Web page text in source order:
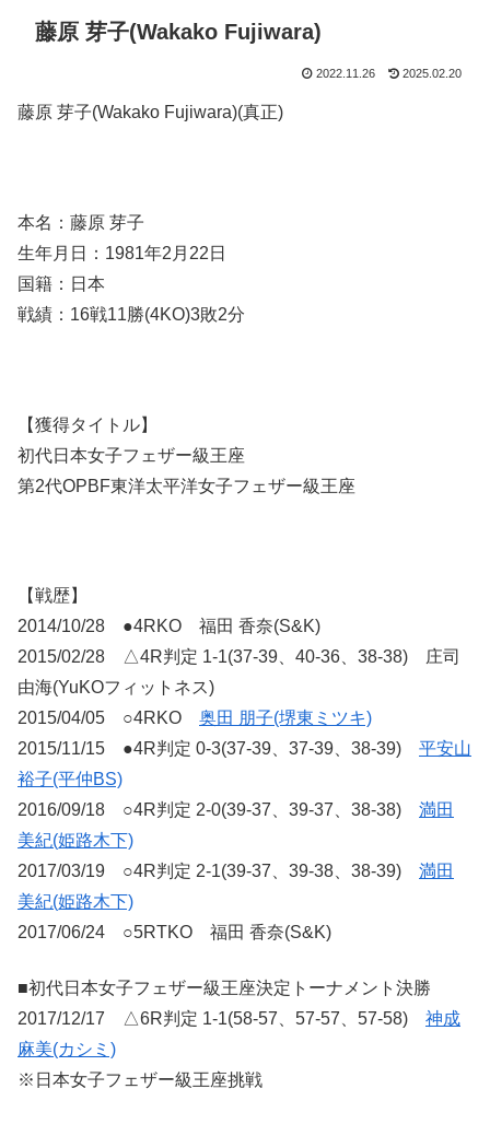
藤原 芽子(Wakako Fujiwara)
2022.11.26 2025.02.20
藤原 芽子(Wakako Fujiwara)(真正)
本名：藤原 芽子
生年月日：1981年2月22日
国籍：日本
戦績：16戦11勝(4KO)3敗2分
【獲得タイトル】
初代日本女子フェザー級王座
第2代OPBF東洋太平洋女子フェザー級王座
【戦歴】
2014/10/28 ●4RKO 福田 香奈(S&K)
2015/02/28 △4R判定 1-1(37-39、40-36、38-38) 庄司
由海(YuKOフィットネス)
2015/04/05 ○4RKO 奥田 朋子(堺東ミツキ)
2015/11/15 ●4R判定 0-3(37-39、37-39、38-39) 平安山
裕子(平仲BS)
2016/09/18 ○4R判定 2-0(39-37、39-37、38-38) 満田
美紀(姫路木下)
2017/03/19 ○4R判定 2-1(39-37、39-38、38-39) 満田
美紀(姫路木下)
2017/06/24 ○5RTKO 福田 香奈(S&K)
■初代日本女子フェザー級王座決定トーナメント決勝
2017/12/17 △6R判定 1-1(58-57、57-57、57-58) 神成
麻美(カシミ)
※日本女子フェザー級王座挑戦